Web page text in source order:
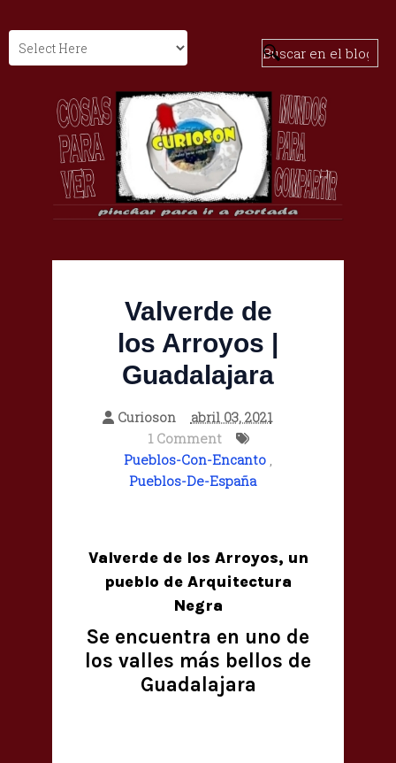
Valverde de
los Arroyos |
Guadalajara
Curioson
abril 03, 2021
1 Comment
Pueblos-Con-Encanto ,
Pueblos-De-España
Valverde de los Arroyos, un
pueblo de Arquitectura
Negra
Se encuentra en uno de
los valles más bellos de
Guadalajara